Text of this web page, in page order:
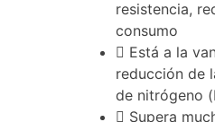
resistencia,
consumo
Está a la
reducción de
de nitrógeno
Supera